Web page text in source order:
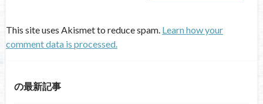
This site uses Akismet to reduce spam. Learn how your
comment data is processed.
の最新記事